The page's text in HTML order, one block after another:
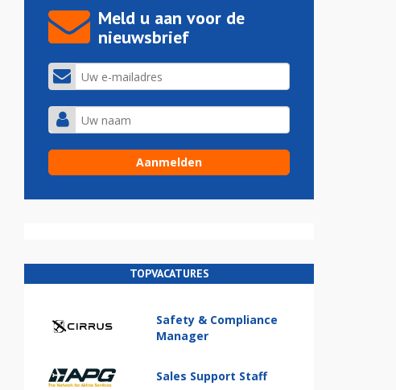
Meld u aan voor de
nieuwsbrief
TOPVACATURES
Safety & Compliance
Manager
Sales Support Staff